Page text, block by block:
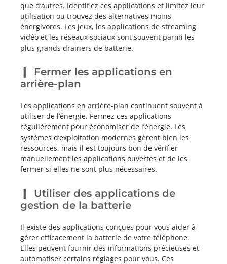
que d’autres. Identifiez ces applications et limitez leur
utilisation ou trouvez des alternatives moins
énergivores. Les jeux, les applications de streaming
vidéo et les réseaux sociaux sont souvent parmi les
plus grands drainers de batterie.
Fermer les applications en
arrière-plan
Les applications en arrière-plan continuent souvent à
utiliser de l’énergie. Fermez ces applications
régulièrement pour économiser de l’énergie. Les
systèmes d’exploitation modernes gèrent bien les
ressources, mais il est toujours bon de vérifier
manuellement les applications ouvertes et de les
fermer si elles ne sont plus nécessaires.
Utiliser des applications de
gestion de la batterie
Il existe des applications conçues pour vous aider à
gérer efficacement la batterie de votre téléphone.
Elles peuvent fournir des informations précieuses et
automatiser certains réglages pour vous. Ces